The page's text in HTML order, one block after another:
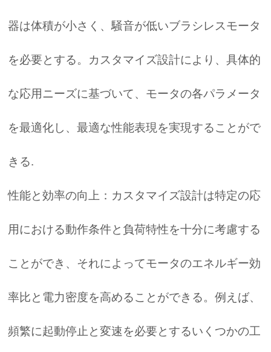
器は体積が小さく、騒音が低いブラシレスモータ
を必要とする。カスタマイズ設計により、具体的
な応用ニーズに基づいて、モータの各パラメータ
を最適化し、最適な性能表現を実現することがで
きる.
性能と効率の向上：カスタマイズ設計は特定の応
用における動作条件と負荷特性を十分に考慮する
ことができ、それによってモータのエネルギー効
率比と電力密度を高めることができる。例えば、
頻繁に起動停止と変速を必要とするいくつかの工